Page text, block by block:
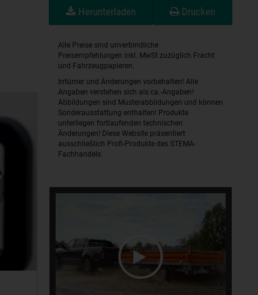
Herunterladen Drucken
Alle Preise sind unverbindliche
Preisempfehlungen inkl. MwSt zuzüglich Fracht
und Fahrzeugpapieren.
Irrtümer und Änderungen vorbehalten! Alle
Angaben verstehen sich als ca.-Angaben!
Abbildungen sind Musterabbildungen und können
Sonderausstattung enthalten! Produkte
unterliegen fortlaufenden technischen
Änderungen! Diese Website präsentiert
ausschließlich Profi-Produkte des STEMA-
Fachhandels.